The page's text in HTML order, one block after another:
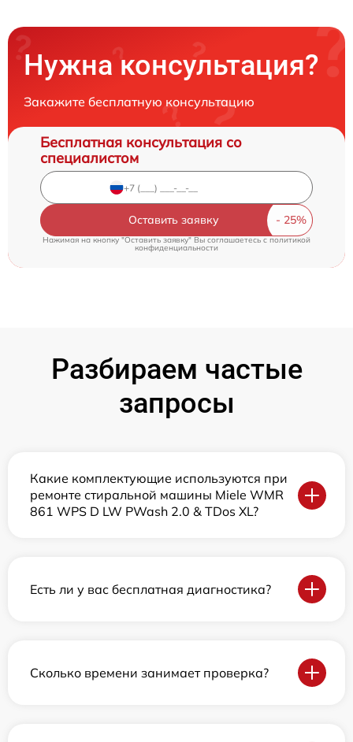
Нужна консультация?
Закажите бесплатную консультацию
Бесплатная консультация со
специалистом
Оставить заявку
Нажимая на кнопку "Оставить заявку" Вы соглашаетесь cполитикой
конфиденциальности
Разбираем частые
запросы
Какие комплектующие используются при
ремонте стиральной машины Miele WMR
861 WPS D LW PWash 2.0 & TDos XL?
Есть ли у вас бесплатная диагностика?
Сколько времени занимает проверка?